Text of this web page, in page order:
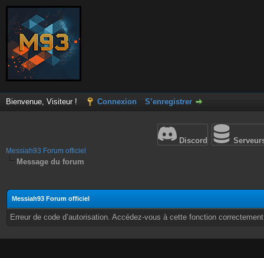
Bienvenue, Visiteur ! Connexion S’enregistrer
Discord
Messiah93 Forum officiel
Message du forum
Messiah93 Forum officiel
Erreur de code d’autorisation. Accédez-vous à cette fonction